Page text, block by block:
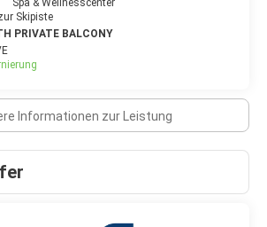
Spa & Wellnesscenter
Skipiste
PRIVATE BALCONY
Informationen zur Leistung